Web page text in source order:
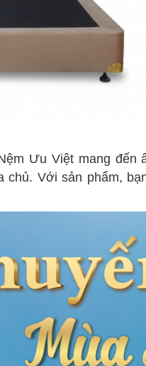
Ưu Việt mang đến
chủ. Với sản phẩm,